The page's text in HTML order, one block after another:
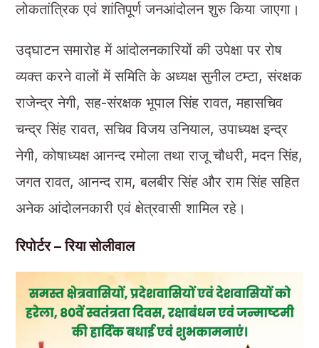
लोकतांत्रिक एवं शांतिपूर्ण जनआंदोलन शुरु किया जाएगा।
उद्घाटन समारोह में आंदोलनकारियों की उपेक्षा पर रोष
व्यक्त करने वालों में समिति के अध्यक्ष सुनील टम्टा, संरक्षक
राजेन्द्र नेगी, सह-संरक्षक भूपाल सिंह रावत, महासचिव
चन्द्र सिंह रावत, सचिव विजय उनियाल, उपाध्यक्ष इन्द्र
नेगी, कोषाध्यक्ष आनन्द रमोला तथा राजू चौधरी, मदन सिंह,
जगत रावत, आनन्द राम, बलबीर सिंह और राम सिंह सहित
अनेक आंदोलनकारी एवं क्षेत्रवासी शामिल रहे।
रिपोर्टर – रिया सोलीवाल